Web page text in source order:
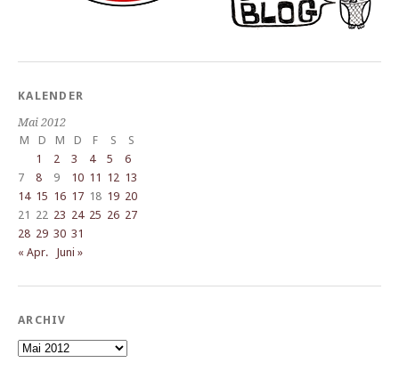
KALENDER
Mai 2012
M
D M D F S
S
1
2 3 4 5
6
7
8 9 10 11 12 13
14 15 16 17 18 19 20
21 22 23 24 25 26 27
28 29 30 31
« Apr.
Juni »
ARCHIV
Archiv